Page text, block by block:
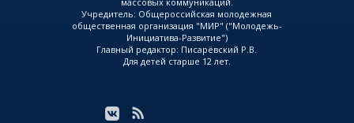
Учредитель: Общероссийская молодежная
общественная организация "МИР" ("Молодежь-
Инициатива-Развитие")
Главный редактор: Писарёвский Р.В.
Для детей старше 12 лет.